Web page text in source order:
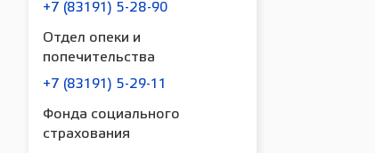
+7 (83191) 5-28-90
Отдел опеки и
попечительства
+7 (83191) 5-29-11
Фонда социального
страхования